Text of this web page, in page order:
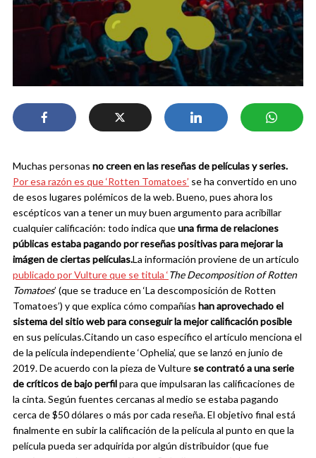
Muchas personas no creen en las reseñas de películas y series.
Por esa razón es que ‘Rotten Tomatoes’ se ha convertido en uno
de esos lugares polémicos de la web. Bueno, pues ahora los
escépticos van a tener un muy buen argumento para acribillar
cualquier calificación: todo indica queuna firma de relaciones
públicas estaba pagando por reseñas positivas para mejorar la
imágen de ciertas películas.La información proviene de un artículo
publicado por Vulture que se titula ‘The Decomposition of Rotten
Tomatoes’ (que se traduce en ‘La descomposición de Rotten
Tomatoes’) y que explica cómo compañías han aprovechado el
sistema del sitio web para conseguir la mejor calificación posible
en sus películas.Citando un caso específico el artículo menciona el
de la película independiente ‘Ophelia’, que se lanzó en junio de
2019. De acuerdo con la pieza de Vulture se contrató a una serie
de críticos de bajo perfilpara que impulsaran las calificaciones de
la cinta. Según fuentes cercanas al medio se estaba pagando
cerca de $50 dólares o más por cada reseña. El objetivo final está
finalmente en subir la calificación de la película al punto en que la
película pueda ser adquirida por algún distribuidor (que fue